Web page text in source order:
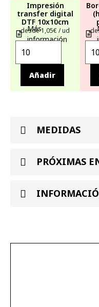
Impresión
transfer digital
DTF 10x10cm
desde 1,05€ / ud
Más
información
Añadir
MEDIDAS
PRÓXIMAS